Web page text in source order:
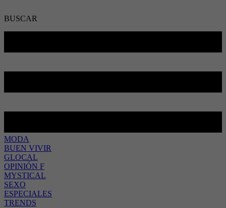
BUSCAR
MODA
BUEN VIVIR
GLOCAL
OPINIÓN F
MYSTICAL
SEXO
ESPECIALES
TRENDS